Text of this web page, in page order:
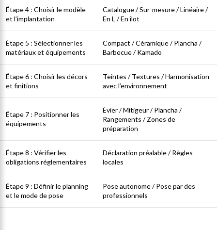
Étape 4 : Choisir le modèle
et l’implantation
Catalogue / Sur-mesure / Linéaire /
En L / En îlot
Étape 5 : Sélectionner les
matériaux et équipements
Compact / Céramique / Plancha /
Barbecue / Kamado
Étape 6 : Choisir les décors
et finitions
Teintes / Textures / Harmonisation
avec l’environnement
Étape 7 : Positionner les
équipements
Évier / Mitigeur / Plancha /
Rangements / Zones de
préparation
Étape 8 : Vérifier les
obligations réglementaires
Déclaration préalable / Règles
locales
Étape 9 : Définir le planning
et le mode de pose
Pose autonome / Pose par des
professionnels